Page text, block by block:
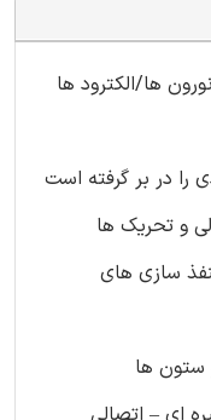
ها/الکترود ها
را در بر گرفته است
و تحریک ها
سازی های
ستون ها